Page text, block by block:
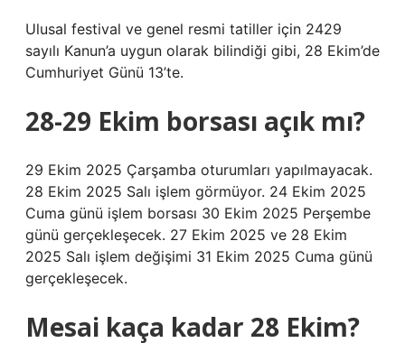
Ulusal festival ve genel resmi tatiller için 2429
sayılı Kanun’a uygun olarak bilindiği gibi, 28 Ekim’de
Cumhuriyet Günü 13’te.
28-29 Ekim borsası açık mı?
29 Ekim 2025 Çarşamba oturumları yapılmayacak.
28 Ekim 2025 Salı işlem görmüyor. 24 Ekim 2025
Cuma günü işlem borsası 30 Ekim 2025 Perşembe
günü gerçekleşecek. 27 Ekim 2025 ve 28 Ekim
2025 Salı işlem değişimi 31 Ekim 2025 Cuma günü
gerçekleşecek.
Mesai kaça kadar 28 Ekim?